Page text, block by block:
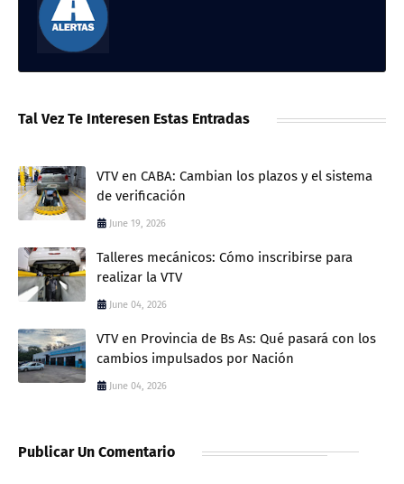
Tal Vez Te Interesen Estas Entradas
VTV en CABA: Cambian los plazos y el sistema
de verificación
June 19, 2026
Talleres mecánicos: Cómo inscribirse para
realizar la VTV
June 04, 2026
VTV en Provincia de Bs As: Qué pasará con los
cambios impulsados por Nación
June 04, 2026
Publicar Un Comentario